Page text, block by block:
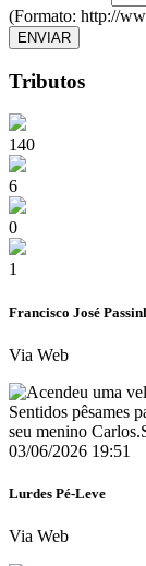
(Formato: http://
ENVIAR
Tributos
140
6
0
1
Francisco José
Via Web
Sentidos pêsames
seu menino
03/06/2026 19:51
Lurdes Pé-Leve
Via Web